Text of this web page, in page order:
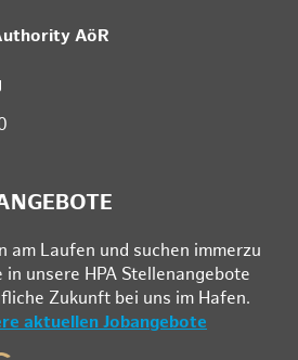
AöR
am Lau­fen und su­chen im­mer­zu
un­se­re HPA Stel­len­an­ge­bo­te
Zu­kunft bei uns im Ha­fen.
aktuellen Jobangebote